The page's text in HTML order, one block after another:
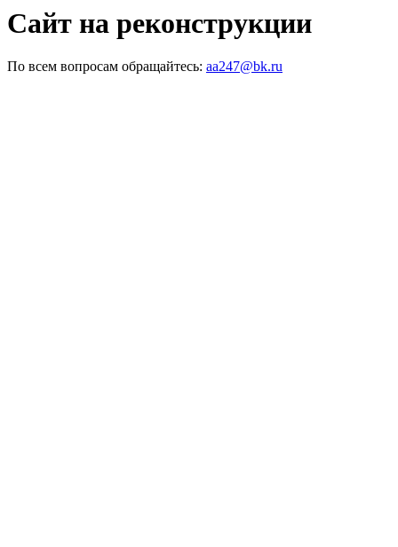
Сайт на реконструкции
По всем вопросам обращайтесь: aa247@bk.ru